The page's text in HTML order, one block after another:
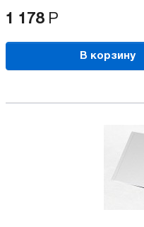
1 178 Р
В корзину